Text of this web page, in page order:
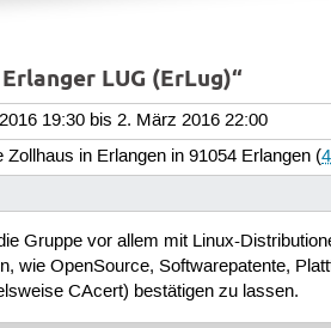
LUG (ErLug)“
19:30 bis 2. März 2016 22:00
Zollhaus in Erlangen in 91054 Erlangen (
Gruppe vor allem mit Linux-
wie OpenSource, Softwarepatente,
CAcert) bestätigen zu lassen.